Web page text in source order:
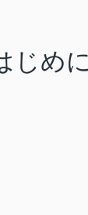
じめ